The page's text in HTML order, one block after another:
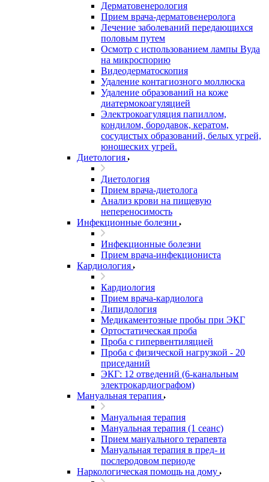
Дерматовенерология
Прием врача-дерматовенеролога
Лечение заболеваний передающихся
половым путем
Осмотр с использованием лампы Вуда
на микроспорию
Видеодерматоскопия
Удаление контагиозного моллюска
Удаление образований на коже
диатермокоагуляцией
Электрокоагуляция папиллом,
кондилом, бородавок, кератом,
сосудистых образований, белых угрей,
юношеских угрей.
Диетология
Диетология
Прием врача-диетолога
Анализ крови на пищевую
непереносимость
Инфекционные болезни
Инфекционные болезни
Прием врача-инфекциониста
Кардиология
Кардиология
Прием врача-кардиолога
Липидология
Медикаментозные пробы при ЭКГ
Ортостатическая проба
Проба с гипервентиляцией
Проба с физической нагрузкой - 20
приседаний
ЭКГ: 12 отведений (6-канальным
электрокардиографом)
Мануальная терапия
Мануальная терапия
Мануальная терапия (1 сеанс)
Прием мануального терапевта
Мануальная терапия в пред- и
послеродовом периоде
Наркологическая помощь на дому